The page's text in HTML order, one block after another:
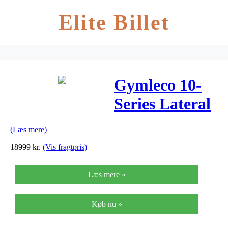
Elite Billet
Gymleco 10-
Series Lateral
(Læs mere)
18999 kr. (Vis fragtpris)
Læs mere »
Køb nu »